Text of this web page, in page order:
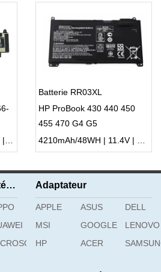
3152mAh/38WH | 11.58V | Li-ion ...
Batterie RR03XL
HP ProBook 430 440 450
455 470 G4 G5
4210mAh/48WH | 11.4V | Li-ion ...
Le meilleur de nos catégories Adaptateur
APPLE ASUS
DELL
MSI
GOOGLE
LENOVO
HP
ACER